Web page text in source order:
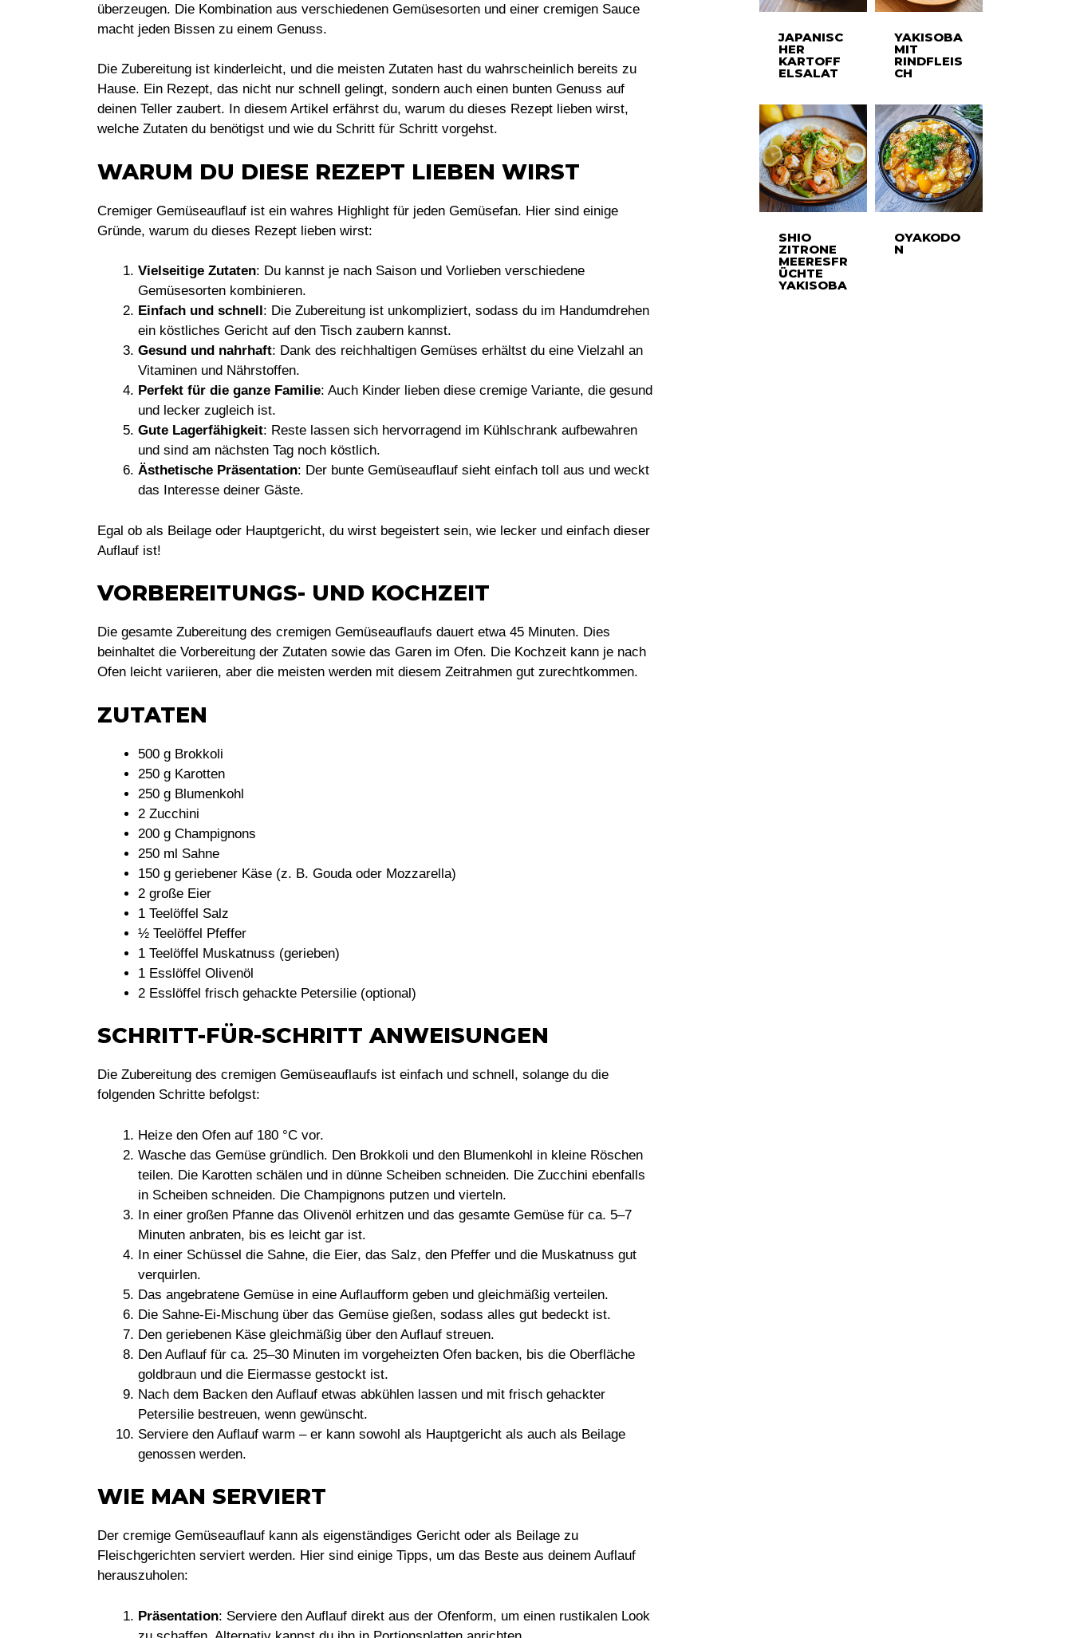
überzeugen. Die Kombination aus verschiedenen Gemüsesorten und einer cremigen Sauce
macht jeden Bissen zu einem Genuss.
Die Zubereitung ist kinderleicht, und die meisten Zutaten hast du wahrscheinlich bereits zu
Hause. Ein Rezept, das nicht nur schnell gelingt, sondern auch einen bunten Genuss auf
deinen Teller zaubert. In diesem Artikel erfährst du, warum du dieses Rezept lieben wirst,
welche Zutaten du benötigst und wie du Schritt für Schritt vorgehst.
WARUM DU DIESE REZEPT LIEBEN WIRST
Cremiger Gemüseauflauf ist ein wahres Highlight für jeden Gemüsefan. Hier sind einige
Gründe, warum du dieses Rezept lieben wirst:
Vielseitige Zutaten: Du kannst je nach Saison und Vorlieben verschiedene
Gemüsesorten kombinieren.
Einfach und schnell: Die Zubereitung ist unkompliziert, sodass du im Handumdrehen
ein köstliches Gericht auf den Tisch zaubern kannst.
Gesund und nahrhaft: Dank des reichhaltigen Gemüses erhältst du eine Vielzahl an
Vitaminen und Nährstoffen.
Perfekt für die ganze Familie: Auch Kinder lieben diese cremige Variante, die gesund
und lecker zugleich ist.
Gute Lagerfähigkeit: Reste lassen sich hervorragend im Kühlschrank aufbewahren
und sind am nächsten Tag noch köstlich.
Ästhetische Präsentation: Der bunte Gemüseauflauf sieht einfach toll aus und weckt
das Interesse deiner Gäste.
Egal ob als Beilage oder Hauptgericht, du wirst begeistert sein, wie lecker und einfach dieser
Auflauf ist!
VORBEREITUNGS- UND KOCHZEIT
Die gesamte Zubereitung des cremigen Gemüseauflaufs dauert etwa 45 Minuten. Dies
beinhaltet die Vorbereitung der Zutaten sowie das Garen im Ofen. Die Kochzeit kann je nach
Ofen leicht variieren, aber die meisten werden mit diesem Zeitrahmen gut zurechtkommen.
ZUTATEN
500 g Brokkoli
250 g Karotten
250 g Blumenkohl
2 Zucchini
200 g Champignons
250 ml Sahne
150 g geriebener Käse (z. B. Gouda oder Mozzarella)
2 große Eier
1 Teelöffel Salz
½ Teelöffel Pfeffer
1 Teelöffel Muskatnuss (gerieben)
1 Esslöffel Olivenöl
2 Esslöffel frisch gehackte Petersilie (optional)
SCHRITT-FÜR-SCHRITT ANWEISUNGEN
Die Zubereitung des cremigen Gemüseauflaufs ist einfach und schnell, solange du die
folgenden Schritte befolgst:
Heize den Ofen auf 180 °C vor.
Wasche das Gemüse gründlich. Den Brokkoli und den Blumenkohl in kleine Röschen
teilen. Die Karotten schälen und in dünne Scheiben schneiden. Die Zucchini ebenfalls
in Scheiben schneiden. Die Champignons putzen und vierteln.
In einer großen Pfanne das Olivenöl erhitzen und das gesamte Gemüse für ca. 5–7
Minuten anbraten, bis es leicht gar ist.
In einer Schüssel die Sahne, die Eier, das Salz, den Pfeffer und die Muskatnuss gut
verquirlen.
Das angebratene Gemüse in eine Auflaufform geben und gleichmäßig verteilen.
Die Sahne-Ei-Mischung über das Gemüse gießen, sodass alles gut bedeckt ist.
Den geriebenen Käse gleichmäßig über den Auflauf streuen.
Den Auflauf für ca. 25–30 Minuten im vorgeheizten Ofen backen, bis die Oberfläche
goldbraun und die Eiermasse gestockt ist.
Nach dem Backen den Auflauf etwas abkühlen lassen und mit frisch gehackter
Petersilie bestreuen, wenn gewünscht.
Serviere den Auflauf warm – er kann sowohl als Hauptgericht als auch als Beilage
genossen werden.
WIE MAN SERVIERT
Der cremige Gemüseauflauf kann als eigenständiges Gericht oder als Beilage zu
Fleischgerichten serviert werden. Hier sind einige Tipps, um das Beste aus deinem Auflauf
herauszuholen:
Präsentation: Serviere den Auflauf direkt aus der Ofenform, um einen rustikalen Look
JAPANISC
HER
KARTOFF
ELSALAT
YAKISOBA
MIT
RINDFLEIS
CH
SHIO
ZITRONE
MEERESFR
ÜCHTE
YAKISOBA
OYAKODO
N